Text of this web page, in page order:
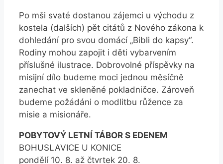
Po mši svaté dostanou zájemci u východu z
kostela (dalších) pět citátů z Nového zákona k
dohledání pro svou domácí „Bibli do kapsy“.
Rodiny mohou zapojit i děti vybarvením
příslušné ilustrace. Dobrovolné příspěvky na
misijní dílo budeme moci jednou měsíčně
zanechat ve skleněné pokladničce. Zároveň
budeme požádáni o modlitbu růžence za
misie a misionáře.
POBYTOVÝ LETNÍ TÁBOR S EDENEM
BOHUSLAVICE U KONICE
pondělí 10. 8. až čtvrtek 20. 8.